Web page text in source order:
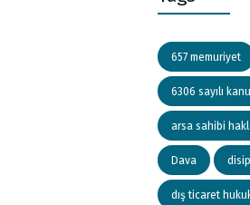
657 memuriyet
6306 sayılı
arsa sahibi
Dava
dış ticaret